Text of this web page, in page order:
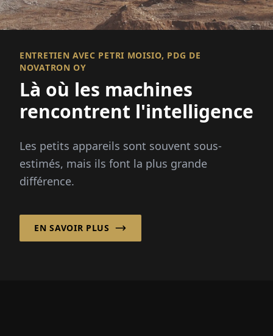
ENTRETIEN AVEC PETRI MOISIO, PDG DE
NOVATRON OY
Là où les machines
rencontrent l'intelligence
Les petits appareils sont souvent sous-
estimés, mais ils font la plus grande
différence.
EN SAVOIR PLUS